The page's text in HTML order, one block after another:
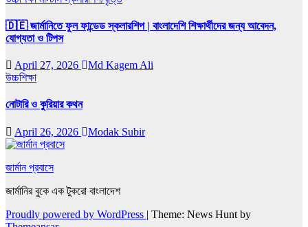
🇩🇪 জার্মানিতে ফুল ফান্ডেড স্কলারশিপ | বাংলাদেশি শিক্ষার্থীদের জন্য আবেদন,
যোগ্যতা ও টিপস
April 27, 2026
Md Kagem Ali
উচ্চশিক্ষা
নোটারি ও কুরিয়ার কথন
April 26, 2026 Modak Subir
জার্মান প্রবাসে
জার্মানির বুকে এক টুকরো বাংলাদেশ
Proudly powered by WordPress | Theme: News Hunt by